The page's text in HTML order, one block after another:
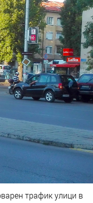
трафик улици в